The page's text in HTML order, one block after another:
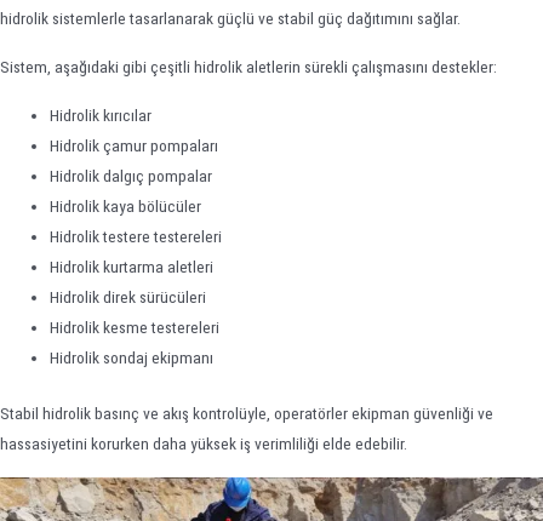
hidrolik sistemlerle tasarlanarak güçlü ve stabil güç dağıtımını sağlar.
Sistem, aşağıdaki gibi çeşitli hidrolik aletlerin sürekli çalışmasını destekler:
Hidrolik kırıcılar
Hidrolik çamur pompaları
Hidrolik dalgıç pompalar
Hidrolik kaya bölücüler
Hidrolik testere testereleri
Hidrolik kurtarma aletleri
Hidrolik direk sürücüleri
Hidrolik kesme testereleri
Hidrolik sondaj ekipmanı
Stabil hidrolik basınç ve akış kontrolüyle, operatörler ekipman güvenliği ve
hassasiyetini korurken daha yüksek iş verimliliği elde edebilir.